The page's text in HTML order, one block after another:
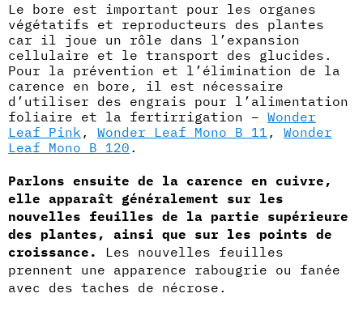
Le bore est important pour les organes
végétatifs et reproducteurs des plantes
car il joue un rôle dans l’expansion
cellulaire et le transport des glucides.
Pour la prévention et l’élimination de la
carence en bore, il est nécessaire
d’utiliser des engrais pour l’alimentation
foliaire et la fertirrigation – Wonder
Leaf Pink , Wonder Leaf Mono B 11 , Wonder
Leaf Mono B 120 .
Parlons ensuite de la carence en cuivre,
elle apparaît généralement sur les
nouvelles feuilles de la partie supérieure
des plantes, ainsi que sur les points de
croissance.
Les nouvelles feuilles
prennent une apparence rabougrie ou fanée
avec des taches de nécrose.